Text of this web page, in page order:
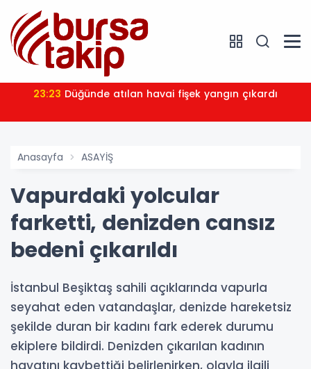
23:23 Düğünde atılan havai fişek yangın çıkardı
Anasayfa ASAYİŞ
Vapurdaki yolcular
farketti, denizden cansız
bedeni çıkarıldı
İstanbul Beşiktaş sahili açıklarında vapurla
seyahat eden vatandaşlar, denizde hareketsiz
şekilde duran bir kadını fark ederek durumu
ekiplere bildirdi. Denizden çıkarılan kadının
hayatını kaybettiği belirlenirken, olayla ilgili